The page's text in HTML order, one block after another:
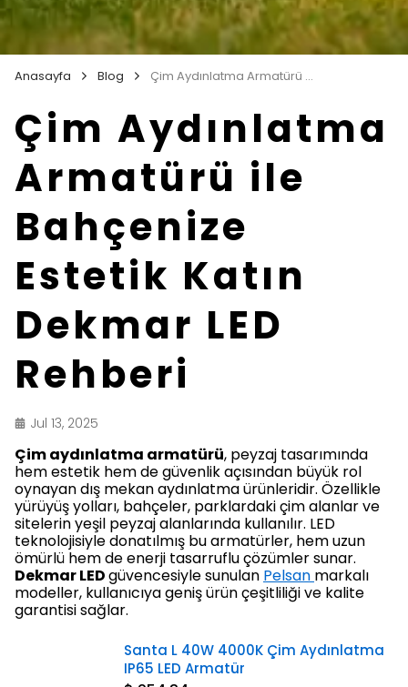
Anasayfa Blog Çim Aydınlatma Armatürü ile Bahçenize Estetik Katın Dekmar LED Rehberi
Çim Aydınlatma
Armatürü ile
Bahçenize
Estetik Katın
Dekmar LED
Rehberi
Jul 13, 2025
Çim aydınlatma armatürü, peyzaj tasarımında
hem estetik hem de güvenlik açısından büyük rol
oynayan dış mekan aydınlatma ürünleridir. Özellikle
yürüyüş yolları, bahçeler, parklardaki çim alanlar ve
sitelerin yeşil peyzaj alanlarında kullanılır. LED
teknolojisiyle donatılmış bu armatürler, hem uzun
ömürlü hem de enerji tasarruflu çözümler sunar.
Dekmar LEDgüvencesiyle sunulan Pelsan markalı
modeller, kullanıcıya geniş ürün çeşitliliği ve kalite
garantisi sağlar.
Santa L 40W 4000K Çim Aydınlatma
IP65 LED Armatür